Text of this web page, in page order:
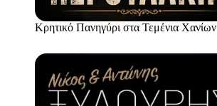
Κρητικό Πανηγύρι στα Τεμένια Χανίων